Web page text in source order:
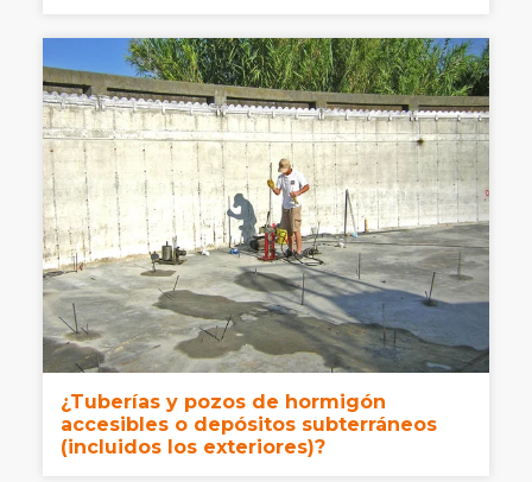
¿Tuberías y pozos de hormigón
accesibles o depósitos subterráneos
(incluidos los exteriores)?